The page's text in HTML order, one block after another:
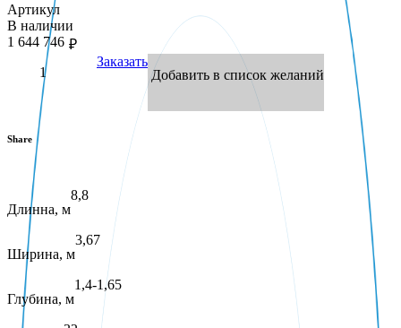
Артикул
В наличии
₽
1 644 746
Заказать
Добавить в список желаний
Share
Facebook VKontakte
Длинна, м
8,8
Ширина, м
3,67
Глубина, м
1,4-1,65